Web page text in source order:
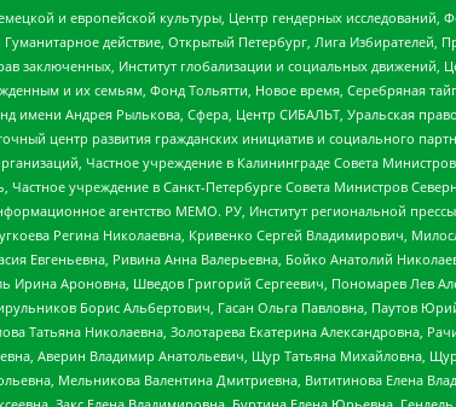
и европейской культуры, Центр гендерных
действие, Открытый Петербург, Лига Избирателей,
заключенных, Институт глобализации и социальных
и их семьям, Фонд Тольятти, Новое время, Серебряная
имени Андрея Рылькова, Сфера, Центр СИБАЛЬТ, Уральская
центр развития гражданских инициатив и социального
Частное учреждение в Калининграде Совета
учреждение в Санкт-Петербурге Совета Министров
агентство МЕМО. РУ, Институт региональной
Регина Николаевна, Кривенко Сергей Владимирович,
Евгеньевна, Ривина Анна Валерьевна, Бойко Анатолий
Ароновна, Шведов Григорий Сергеевич, Пономарев Лев
Борис Альбертович, Гасан Ольга Павловна, Паутов
Татьяна Николаевна, Золотарева Екатерина Александровна,
Аверин Владимир Анатольевич, Щур Татьяна Михайловна,
Мельникова Валентина Дмитриевна, Вититинова Елена